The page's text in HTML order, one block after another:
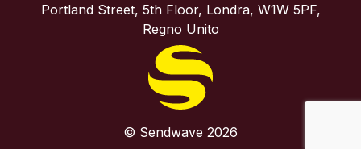
Portland Street, 5th Floor, Londra, W1W 5PF,
Regno Unito
© Sendwave 2026